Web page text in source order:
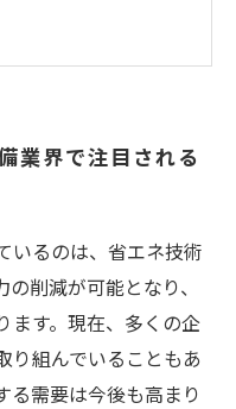
業界で注目される
いるのは、省エネ技術
削減が可能となり、
ます。現在、多くの企
り組んでいることもあ
る需要は今後も高まり